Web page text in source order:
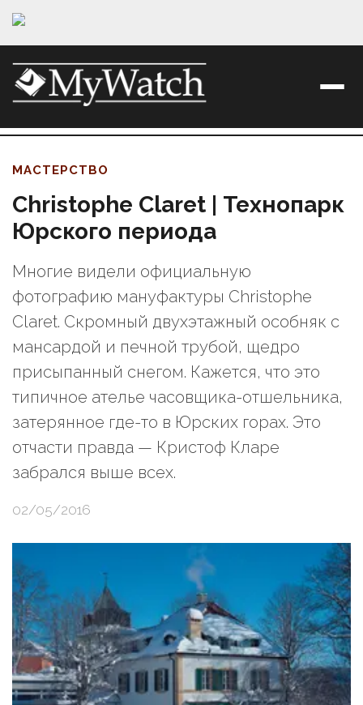
МАСТЕРСТВО
Christophe Claret | Технопарк
Юрского периода
Многие видели официальную
фотографию мануфактуры Christophe
Claret. Скромный двухэтажный особняк с
мансардой и печной трубой, щедро
присыпанный снегом. Кажется, что это
типичное ателье часовщика-отшельника,
затерянное где-то в Юрских горах. Это
отчасти правда — Кристоф Кларе
забрался выше всех.
02/05/2016